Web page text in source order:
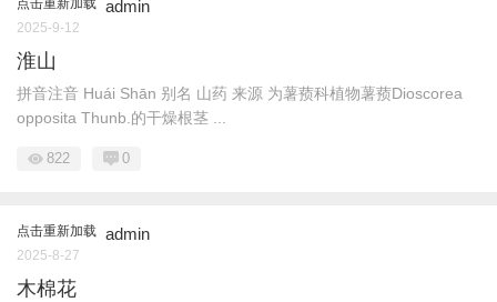
点击重新加载 admin
2025-9-12
淮山
拼音注音 Huái Shān 别名 山药 来源 为薯蓣科植物薯蓣Dioscorea
opposita Thunb.的干燥根茎 ...
822 0
点击重新加载 admin
2025-8-27
木棉花